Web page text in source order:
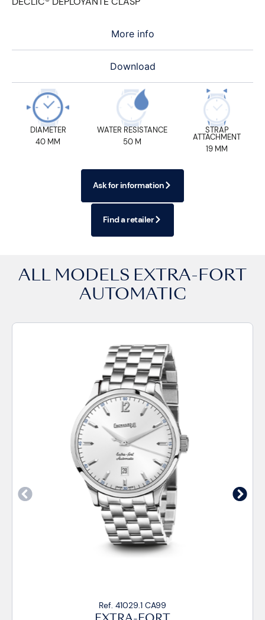
More info
Download
DIAMETER
40 MM
WATER RESISTANCE
50 M
STRAP
ATTACHMENT
19 MM
Ask for information
Find a retailer
ALL MODELS EXTRA-FORT
AUTOMATIC